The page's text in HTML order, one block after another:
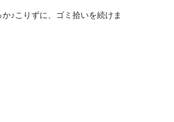
♪こりずに、ゴミ拾いを続けま